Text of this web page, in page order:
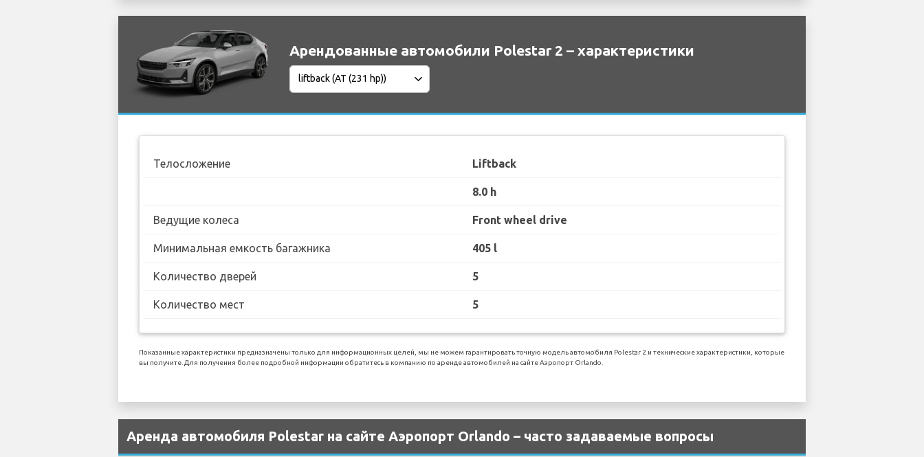
Арендованные автомобили Polestar 2 – характеристики
Телосложение Liftback
8.0 h
Ведущие колеса Front wheel drive
Минимальная емкость багажника 405 l
Количество дверей 5
Количество мест 5
Показанные характеристики предназначены только для информационных целей, мы не можем гарантировать точную модель автомобиля Polestar 2 и технические характеристики, которые
вы получите. Для получения более подробной информации обратитесь в компанию по аренде автомобилей на сайте Аэропорт Orlando.
Аренда автомобиля Polestar на сайте Аэропорт Orlando – часто задаваемые вопросы